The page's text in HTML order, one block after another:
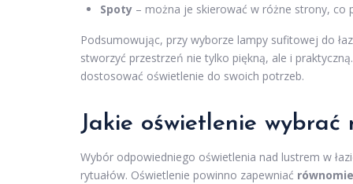
Spoty – można je skierować w różne strony, co
Podsumowując, przy wyborze lampy sufitowej do
stworzyć przestrzeń nie tylko piękną, ale i
dostosować oświetlenie do swoich potrzeb.
Jakie oświetlenie wybrać
Wybór odpowiedniego oświetlenia nad lustrem w
rytuałów. Oświetlenie powinno zapewniać